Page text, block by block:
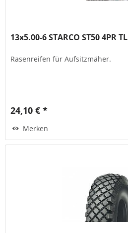
13x5.00-6 STARCO ST50 4PR TL
Rasenreifen für Aufsitzmäher.
24,10 € *
Merken